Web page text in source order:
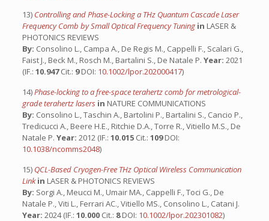
13) Controlling and Phase-Locking a THz Quantum Cascade Laser
Frequency Comb by Small Optical Frequency Tuning in LASER &
PHOTONICS REVIEWS
By: Consolino L., Campa A., De Regis M., Cappelli F., Scalari G.,
Faist J., Beck M., Rosch M., Bartalini S., De Natale P. Year: 2021
(IF.: 10.947Cit.: 9DOI: 10.1002/lpor.202000417)
14)Phase-locking to a free-space terahertz comb for metrological-
grade terahertz lasers in NATURE COMMUNICATIONS
By: Consolino L., Taschin A., Bartolini P., Bartalini S., Cancio P.,
Tredicucci A., Beere H.E., Ritchie D.A., Torre R., Vitiello M.S., De
Natale P. Year: 2012 (IF.: 10.015 Cit.: 109DOI:
10.1038/ncomms2048)
15) QCL-Based Cryogen-Free THz Optical Wireless Communication
Linkin LASER & PHOTONICS REVIEWS
By: Sorgi A., Meucci M., Umair MA., Cappelli F., Toci G., De
Natale P., Viti L., Ferrari AC., Vitiello MS., Consolino L., Catani J.
Year: 2024 (IF.: 10.000 Cit.: 8DOI: 10.1002/lpor.202301082)